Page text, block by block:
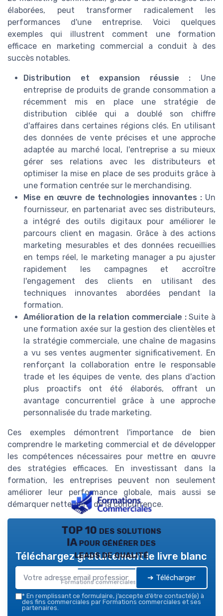
élaborées, peut transformer radicalement les
performances d'une entreprise. Voici quelques
exemples qui illustrent comment une formation
efficace en marketing commercial a conduit à des
succès notables.
Distribution et expansion réussie : Une
entreprise de produits de grande consommation a
récemment mis en place une stratégie de
distribution ciblée qui a doublé son chiffre
d'affaires dans certaines régions clés. En utilisant
des données de vente précises et une approche
adaptée au marché local, l'entreprise a su mieux
gérer ses relations avec les distributeurs et
optimiser la mise en place de ses produits grâce à
une formation centrée sur le merchandising.
Mise en œuvre de technologies innovantes : Un
fournisseur, en partenariat avec ses distributeurs,
a intégré des outils digitaux pour améliorer le
parcours client en magasin. Grâce à des actions
marketing mesurables et des données recueillies
en temps réel, le marketing manager a pu ajuster
rapidement les campagnes et accroître
l'engagement des clients en utilisant des
techniques innovantes abordées pendant la
formation.
Amélioration de la relation commerciale :Suite à
une formation axée sur la gestion des clientèles et
la stratégie commerciale, une chaîne de magasins
a vu ses ventes augmenter significativement. En
renforçant la collaboration entre le responsable
trade et les équipes de vente, des plans d'action
plus proactifs ont été élaborés, offrant un
avantage concurrentiel grâce à une approche
personnalisée du trade marketing.
Ces exemples démontrent l'importance de bien
comprendre le marketing commercial et de développer
les compétences nécessaires pour mettre en œuvre
des stratégies efficaces. En investissant dans la
formation, les entreprises peuvent non seulement
améliorer leur performance globale, mais aussi se
démarquer nettement de la concurrence.
TOP 10 des solutions
IA pour générer des
leads de qualité
Formations commerciales — 2026
Téléchargez gratuitement le livre blanc
➔ Télécharger
* En remplissant ce formulaire, j’accepte d’être contacté(e) à
des fins commerciales par Formations commerciales et ses
partenaires.